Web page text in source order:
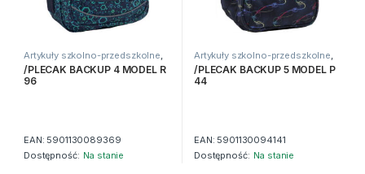
Artykuły szkolno-przedszkolne
Artykuły tekstylne ,Plecaki
/PLECAK BACKUP 4 MODEL R
96
EAN: 5901130089369
Dostępność: Na stanie
Artykuły szkolno-przedszkolne
Artykuły tekstylne ,Plecaki
/PLECAK BACKUP 5 MODEL P
44
EAN: 5901130094141
Dostępność: Na stanie